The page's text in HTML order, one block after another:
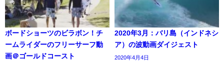
ボードショーツのビラボン！チ
ームライダーのフリーサーフ動
画＠ゴールドコースト
2020年3月：バリ島（インドネシ
ア）の波動画ダイジェスト
2020年4月4日